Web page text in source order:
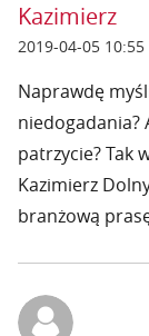
Kazimierz
2019-04-05 10:55
Naprawdę
niedogadania?
patrzycie? Tak
Kazimierz
branżową